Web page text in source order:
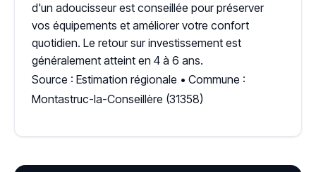
d'un adoucisseur est conseillée pour préserver
vos équipements et améliorer votre confort
quotidien. Le retour sur investissement est
généralement atteint en 4 à 6 ans.
Source : Estimation régionale • Commune :
Montastruc-la-Conseillère (31358)